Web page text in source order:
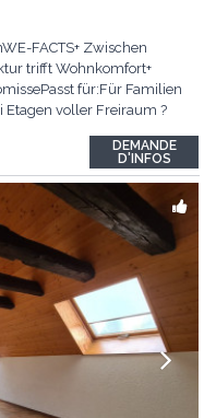
FACTS+ Zwischen
trifft Wohnkomfort+
für:Für Familien
Etagen voller Freiraum ?
DEMANDE
D'INFOS